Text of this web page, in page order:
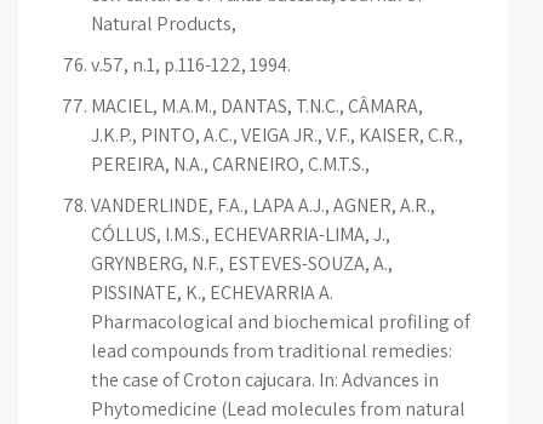
Natural Products,
v.57, n.1, p.116-122, 1994.
MACIEL, M.A.M., DANTAS, T.N.C., CÂMARA,
J.K.P., PINTO, A.C., VEIGA JR., V.F., KAISER, C.R.,
PEREIRA, N.A., CARNEIRO, C.M.T.S.,
VANDERLINDE, F.A., LAPA A.J., AGNER, A.R.,
CÓLLUS, I.M.S., ECHEVARRIA-LIMA, J.,
GRYNBERG, N.F., ESTEVES-SOUZA, A.,
PISSINATE, K., ECHEVARRIA A.
Pharmacological and biochemical profiling of
lead compounds from traditional remedies:
the case of Croton cajucara. In: Advances in
Phytomedicine (Lead molecules from natural